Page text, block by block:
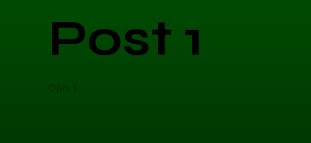
Post 1
Opis 1